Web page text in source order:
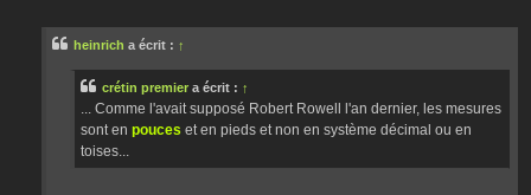
heinrich a écrit : ↑
crétin premier a écrit : ↑
... Comme l'avait supposé Robert Rowell l'an dernier, les mesures
sont en pouces et en pieds et non en système décimal ou en
toises...